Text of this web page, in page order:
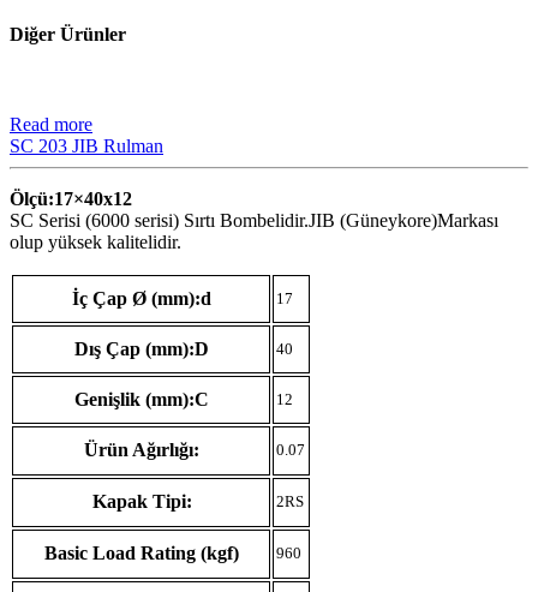
Diğer Ürünler
Read more
SC 203 JIB Rulman
Ölçü:17×40x12
SC Serisi (6000 serisi) Sırtı Bombelidir.JIB (Güneykore)Markası
olup yüksek kalitelidir.
İç Çap Ø (mm):d 17
Dış Çap (mm):D 40
Genişlik (mm):C 12
Ürün Ağırlığı: 0.07
Kapak Tipi: 2RS
Basic Load Rating (kgf) 960